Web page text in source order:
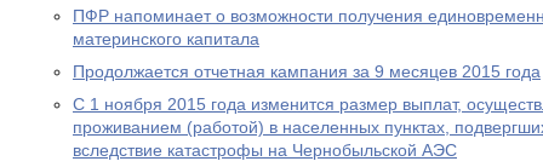
ПФР напоминает о возможности получения
материнского капитала
Продолжается отчетная кампания за 9 месяцев 2015 года
С 1 ноября 2015 года изменится размер выплат,
проживанием (работой) в населенных пунктах,
вследствие катастрофы на Чернобыльской АЭС